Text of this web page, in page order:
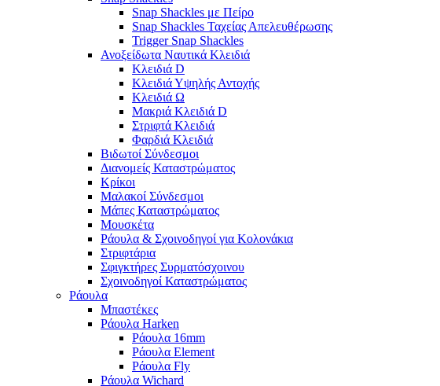
Snap Shackles με Πείρο
Snap Shackles Ταχείας Απελευθέρωσης
Trigger Snap Shackles
Ανοξείδωτα Ναυτικά Κλειδιά
Κλειδιά D
Κλειδιά Υψηλής Αντοχής
Κλειδιά Ω
Μακριά Κλειδιά D
Στριφτά Κλειδιά
Φαρδιά Κλειδιά
Βιδωτοί Σύνδεσμοι
Διανομείς Καταστρώματος
Κρίκοι
Μαλακοί Σύνδεσμοι
Μάπες Καταστρώματος
Μουσκέτα
Ράουλα & Σχοινοδηγοί για Κολονάκια
Στριφτάρια
Σφιγκτήρες Συρματόσχοινου
Σχοινοδηγοί Καταστρώματος
Ράουλα
Μπαστέκες
Ράουλα Harken
Ράουλα 16mm
Ράουλα Element
Ράουλα Fly
Ράουλα Wichard